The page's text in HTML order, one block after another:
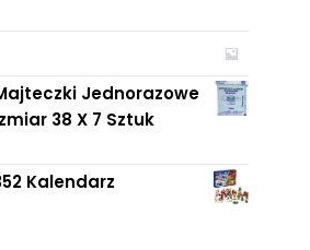
Jednorazowe
38 X 7 Sztuk
Kalendarz